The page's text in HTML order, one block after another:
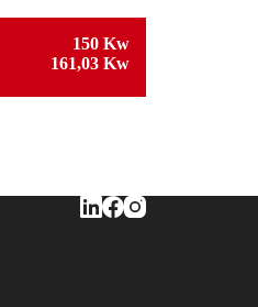
150 Kw
161,03 Kw